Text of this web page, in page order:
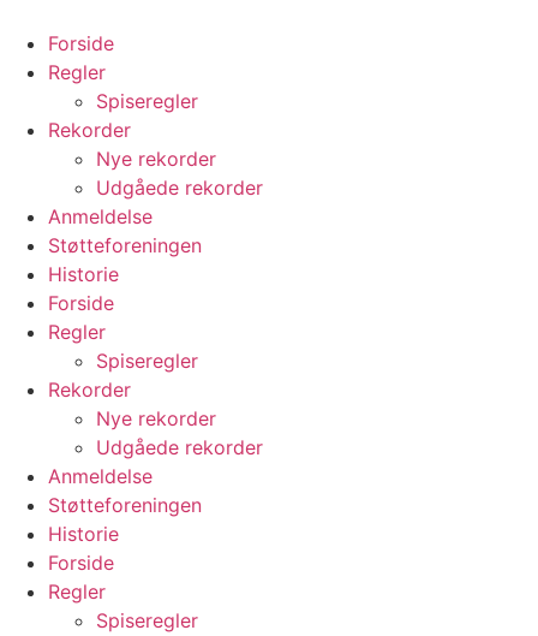
indhold
Forside
Regler
Spiseregler
Rekorder
Nye rekorder
Udgåede rekorder
Anmeldelse
Støtteforeningen
Historie
Forside
Regler
Spiseregler
Rekorder
Nye rekorder
Udgåede rekorder
Anmeldelse
Støtteforeningen
Historie
Forside
Regler
Spiseregler